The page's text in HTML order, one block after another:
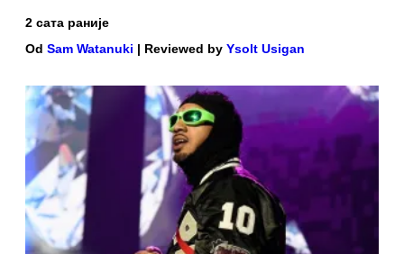
2 сата раније
Od Sam Watanuki | Reviewed by Ysolt Usigan